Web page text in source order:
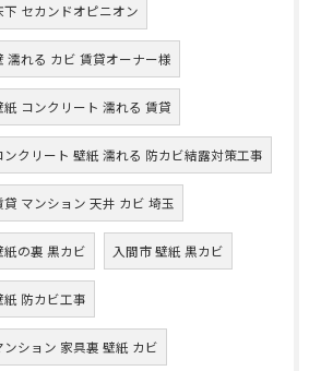
下 セカンドオピニオン
濡れる カビ 賃貸オーナー様
紙 コンクリート 濡れる 賃貸
ンクリート 壁紙 濡れる 防カビ結露対策工事
貸 マンション 天井 カビ 埼玉
紙の裏 黒カビ 入間市 壁紙 黒カビ
紙 防カビ工事
ンション 家具裏 壁紙 カビ